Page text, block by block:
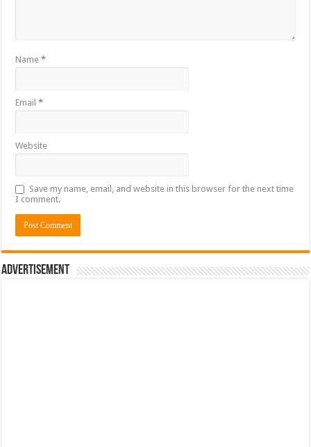
Name*
Email*
Website
Save my name, email, and website in this browser for the next time
I comment.
Advertisement